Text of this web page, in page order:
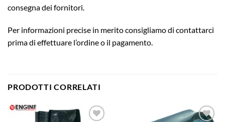
consegna dei fornitori.
Per informazioni precise in merito consigliamo di contattarci
prima di effettuare l’ordine o il pagamento.
PRODOTTI CORRELATI